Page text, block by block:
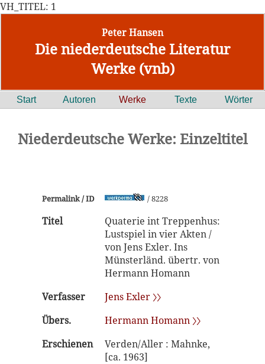
VH_TITEL: 1
Peter Hansen
Die niederdeutsche Literatur
Werke (vnb)
Start Autoren Werke Texte Wörter
Niederdeutsche Werke: Einzeltitel
Permalink / ID / 8228
Titel
Quaterie int Treppenhus:
Lustspiel in vier Akten /
von Jens Exler. Ins
Münsterländ. übertr. von
Hermann Homann
Verfasser
Jens Exler 〉〉
Übers.
Hermann Homann 〉〉
Erschienen
Verden/Aller : Mahnke,
[ca. 1963]